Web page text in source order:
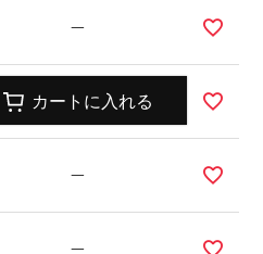
—
カートに入れる
—
—